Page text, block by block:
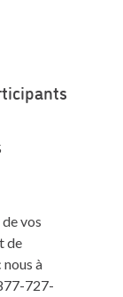
vos
de
à
727-